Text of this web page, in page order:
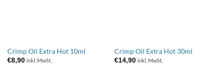
Crimp Oil Extra Hot 10ml
€8,90 inkl. MwSt.
Crimp Oil Extra Hot 30ml
€14,90 inkl. MwSt.